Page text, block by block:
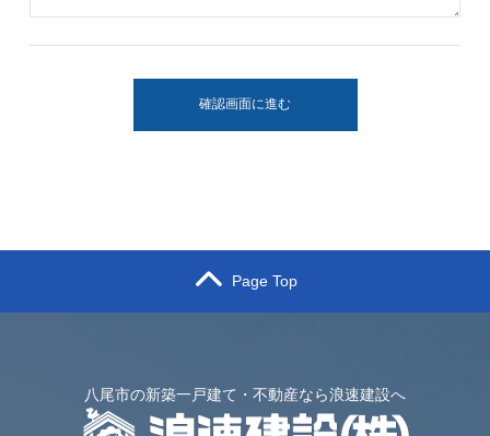
確認画面に進む
Page Top
八尾市の新築一戸建て・不動産なら浪速建設へ